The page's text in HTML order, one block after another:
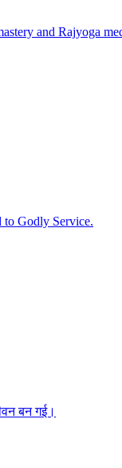
and Rajyoga
to Godly Service.
बन गई।